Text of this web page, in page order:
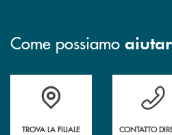
Come possiamo
Accedi all' elenco completo delle filiali
TROVA LA FILIALE
Hai
CONTATTO